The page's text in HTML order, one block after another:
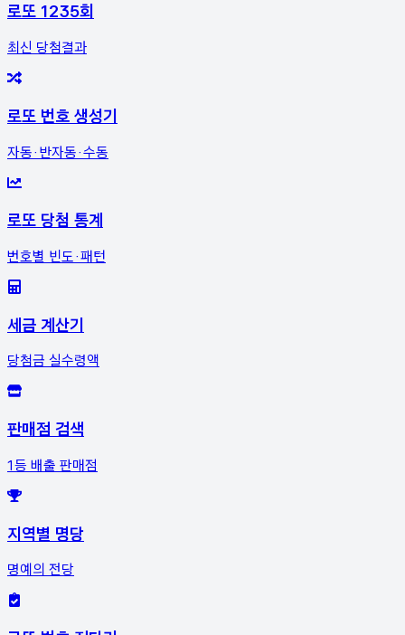
로또 1235회
최신 당첨결과
로또 번호 생성기
자동·반자동·수동
로또 당첨 통계
번호별 빈도·패턴
세금 계산기
당첨금 실수령액
판매점 검색
1등 배출 판매점
지역별 명당
명예의 전당